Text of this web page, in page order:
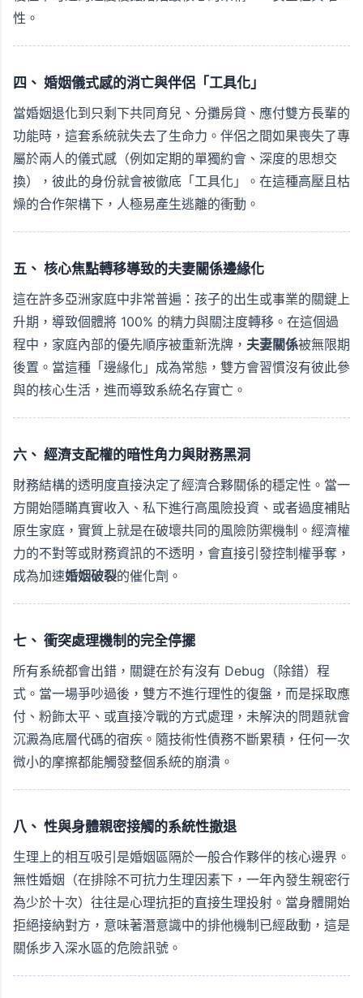
性。
四、 婚姻儀式感的消亡與伴侶「工具化」
當婚姻退化到只剩下共同育兒、分攤房貸、應付雙方長輩的
功能時，這套系統就失去了生命力。伴侶之間如果喪失了專
屬於兩人的儀式感（例如定期的單獨約會、深度的思想交
換），彼此的身份就會被徹底「工具化」。在這種高壓且枯
燥的合作架構下，人極易產生逃離的衝動。
五、 核心焦點轉移導致的夫妻關係邊緣化
這在許多亞洲家庭中非常普遍：孩子的出生或事業的關鍵上
升期，導致個體將 100% 的精力與關注度轉移。在這個過
程中，家庭內部的優先順序被重新洗牌， 夫妻關係被無限期
後置。當這種「邊緣化」成為常態，雙方會習慣沒有彼此參
與的核心生活，進而導致系統名存實亡。
六、 經濟支配權的暗性角力與財務黑洞
財務結構的透明度直接決定了經濟合夥關係的穩定性。當一
方開始隱瞞真實收入、私下進行高風險投資、或者過度補貼
原生家庭，實質上就是在破壞共同的風險防禦機制。經濟權
力的不對等或財務資訊的不透明，會直接引發控制權爭奪，
成為加速婚姻破裂的催化劑。
七、 衝突處理機制的完全停擺
所有系統都會出錯，關鍵在於有沒有 Debug（除錯）程
式。當一場爭吵過後，雙方不進行理性的復盤，而是採取應
付、粉飾太平、或直接冷戰的方式處理，未解決的問題就會
沉澱為底層代碼的宿疾。隨技術性債務不斷累積，任何一次
微小的摩擦都能觸發整個系統的崩潰。
八、 性與身體親密接觸的系統性撤退
生理上的相互吸引是婚姻區隔於一般合作夥伴的核心邊界。
無性婚姻（在排除不可抗力生理因素下，一年內發生親密行
為少於十次）往往是心理抗拒的直接生理投射。當身體開始
拒絕接納對方，意味著潛意識中的排他機制已經啟動，這是
關係步入深水區的危險訊號。